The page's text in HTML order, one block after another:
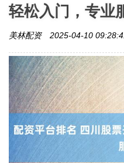
轻松入门，专业
美林配资 2025-04-10